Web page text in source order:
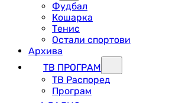
Фудбал
Кошарка
Тенис
Остали спортови
Архива
ТВ ПРОГРАМ
ТВ Распоред
Програм